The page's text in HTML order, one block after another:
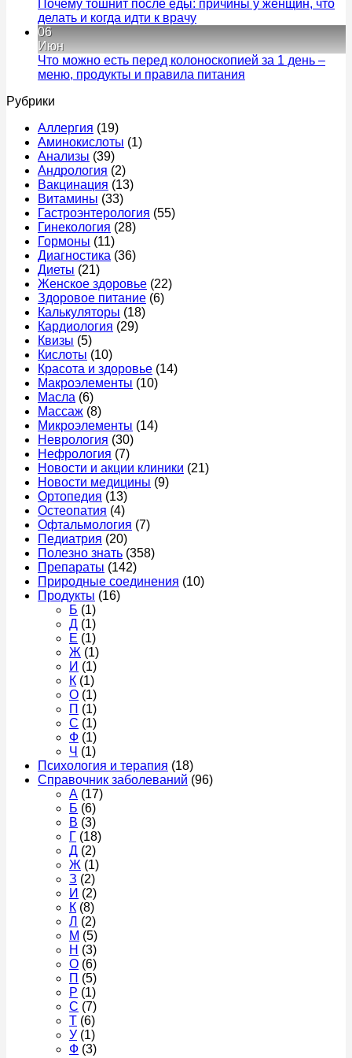
у
без
Почему тошнит после еды: причины у женщин, что
делать и когда идти к врачуКомментариев
Почему
тошнит
06
Июн
Что можно есть перед колоноскопией за 1 день –
меню, продукты и правила питания
Рубрики
Аллергия (19)
Аминокислоты (1)
Анализы (39)
Андрология (2)
Вакцинация (13)
Витамины (33)
Гастроэнтерология (55)
Гинекология (28)
Гормоны (11)
Диагностика (36)
Диеты (21)
Женское здоровье (22)
Здоровое питание (6)
Калькуляторы (18)
Кардиология (29)
Квизы (5)
Кислоты (10)
Красота и здоровье (14)
Макроэлементы (10)
Масла (6)
Массаж (8)
Микроэлементы (14)
Неврология (30)
Нефрология (7)
Новости и акции клиники (21)
Новости медицины (9)
Ортопедия (13)
Остеопатия (4)
Офтальмология (7)
Педиатрия (20)
Полезно знать (358)
Препараты (142)
Природные соединения (10)
Продукты (16)
Б (1)
Д (1)
Е (1)
Ж (1)
И (1)
К (1)
О (1)
П (1)
С (1)
Ф (1)
Ч (1)
Психология и терапия (18)
Справочник заболеваний (96)
А (17)
Б (6)
В (3)
Г (18)
Д (2)
Ж (1)
З (2)
И (2)
К (8)
Л (2)
М (5)
Н (3)
О (6)
П (5)
Р (1)
С (7)
Т (6)
У (1)
Ф (3)